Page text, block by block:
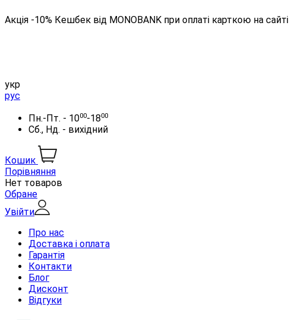
Акція -10% Кешбек від MONOBANK при оплаті карткою на сайті
укр
рус
Пн.-Пт. - 1000-1800
Сб., Нд. - вихідний
Кошик
Порівняння
Нет товаров
Обране
Увійти
Про нас
Доставка і оплата
Гарантія
Контакти
Блог
Дисконт
Відгуки